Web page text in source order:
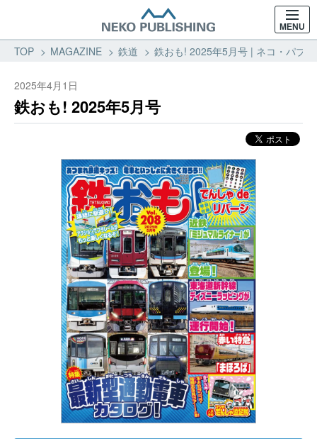
MENU
TOP MAGAZINE 鉄道 鉄おも! 2025年5月号 | ネコ・パブ
2025年4月1日
鉄おも! 2025年5月号